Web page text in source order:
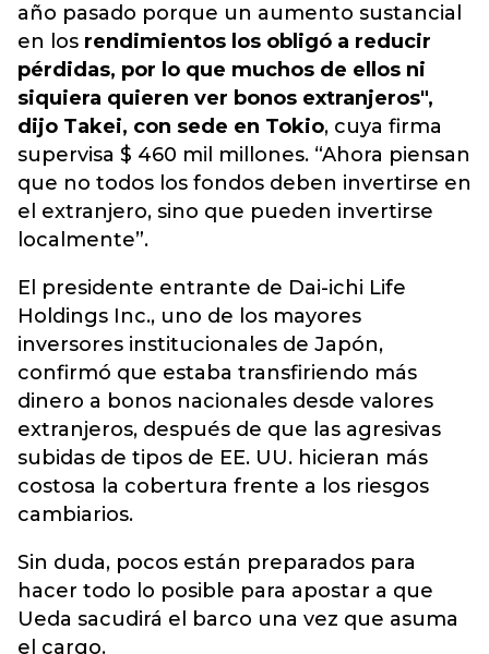
año pasado porque un aumento sustancial
en los rendimientos los obligó a reducir
pérdidas, por lo que muchos de ellos ni
siquiera quieren ver bonos extranjeros",
dijo Takei, con sede en Tokio, cuya firma
supervisa $ 460 mil millones. “Ahora piensan
que no todos los fondos deben invertirse en
el extranjero, sino que pueden invertirse
localmente”.
El presidente entrante de Dai-ichi Life
Holdings Inc., uno de los mayores
inversores institucionales de Japón,
confirmó que estaba transfiriendo más
dinero a bonos nacionales desde valores
extranjeros, después de que las agresivas
subidas de tipos de EE. UU. hicieran más
costosa la cobertura frente a los riesgos
cambiarios.
Sin duda, pocos están preparados para
hacer todo lo posible para apostar a que
Ueda sacudirá el barco una vez que asuma
el cargo.